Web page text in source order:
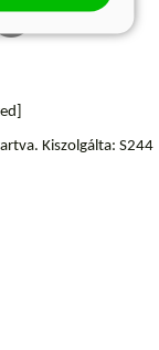
Kiszolgálta: S244